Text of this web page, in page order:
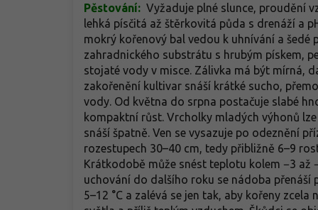
Pěstování: Vyžaduje plné slunce, proudění
lehká písčitá až štěrkovitá půda s drenáží a
mokrý kořenový bal vedou k uhnívání a
zahradnického substrátu s hrubým pískem,
stojaté vody v misce. Zálivka má být mírná,
zakořenění kultivar snáší krátké sucho,
vody. Od května do srpna postačuje slabé
kompaktní růst. Vrcholky mladých výhonů
snáší špatně. Ven se vysazuje po odeznění
rozestupech 30–40 cm, tedy přibližně 6–9
Krátkodobě může snést teplotu kolem −3 až
uchování do dalšího roku se nádoba
5–12 °C a zalévá se jen tak, aby kořeny